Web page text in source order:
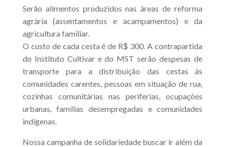
Serão alimentos produzidos nas áreas de reforma
agrária (assentamentos e acampamentos) e da
agricultura familiar.
O custo de cada cesta é de R$ 300. A contrapartida
do Instituto Cultivar e do MST serão despesas de
transporte para a distribuição das cestas às
comunidades carentes, pessoas em situação de rua,
cozinhas comunitárias nas periferias, ocupações
urbanas, famílias desempregadas e comunidades
indígenas.
Nossa campanha de solidariedade buscar ir além da